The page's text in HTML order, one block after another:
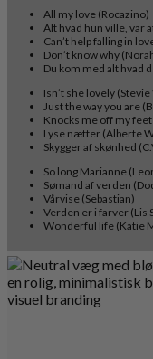
All my love (Rocazino)
Alt hvad hun ville, var
Can’t help falling in
Don’t know why
Du kom med alt hvad
Isn’t she lovely
Just the way you are
Knocks me off my
Lyse nætter (Alberte
Skygger af skønhed
So long Marianne
Sømand af verden
Vårvise (Sebastian)
Verden er i farver (Lis
Wonderful life (Katie